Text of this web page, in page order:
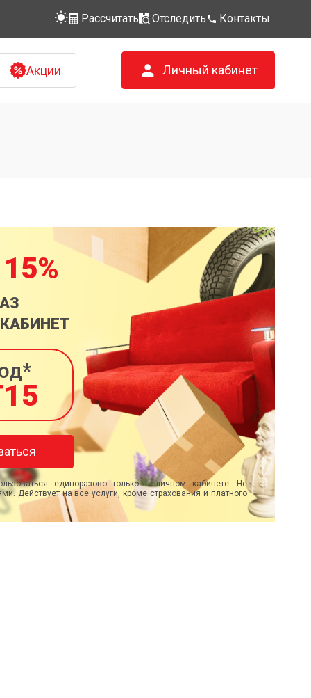
Рассчитать Отследить Контакты
Акции Личный кабинет
единоразово только в личном кабинете. Не
Действует на все услуги, кроме страхования и платного